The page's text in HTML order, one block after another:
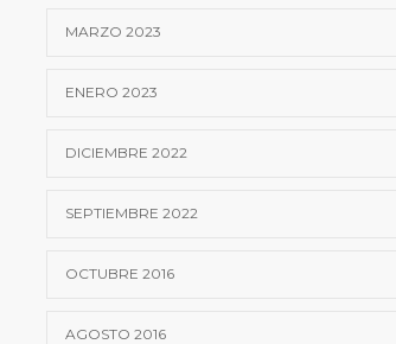
MARZO 2023
ENERO 2023
DICIEMBRE 2022
SEPTIEMBRE 2022
OCTUBRE 2016
AGOSTO 2016